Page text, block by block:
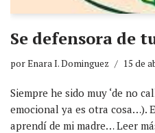
Se defensora de
porEnara I. Dominguez 15 de
Siempre he sido muy ‘de no
emocional ya es otra cosa…).
aprendí de mi madre…Leer